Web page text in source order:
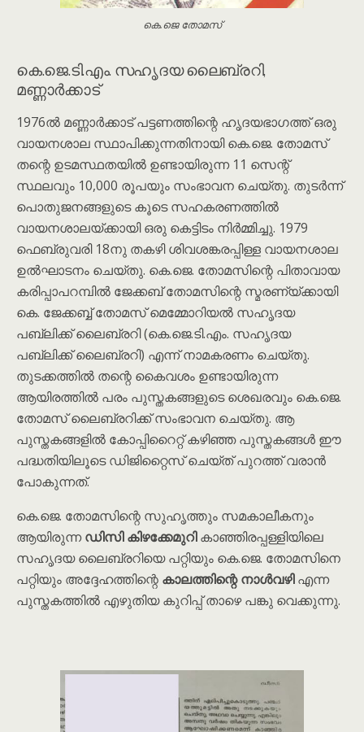
കെ.ജെ തോമസ്
കെ.ജെ.ടി.എം. സഹൃദയ ലൈബ്രറി,
മണ്ണാർക്കാട്
1976ൽ മണ്ണാർക്കാട് പട്ടണത്തിന്റെ ഹൃദയഭാഗത്ത് ഒരു
വായനശാല സ്ഥാപിക്കുന്നതിനായി കെ.ജെ. തോമസ്
തന്റെ ഉടമസ്ഥതയിൽ ഉണ്ടായിരുന്ന 11 സെന്റ്
സ്ഥലവും 10,000 രൂപയും സംഭാവന ചെയ്തു. തുടർന്ന്
പൊതുജനങ്ങളുടെ കൂടെ സഹകരണത്തിൽ
വായനശാലയ്ക്കായി ഒരു കെട്ടിടം നിർമ്മിച്ചു. 1979
ഫെബ്രുവരി 18നു തകഴി ശിവശങ്കരപ്പിള്ള വായനശാല
ഉൽഘാടനം ചെയ്തു. കെ.ജെ. തോമസിന്റെ പിതാവായ
കരിപ്പാപറമ്പിൽ ജേക്കബ് തോമസിന്റെ സ്മരണ്യ്ക്കായി
കെ. ജേക്കബ്ബ് തോമസ് മെമ്മോറിയൽ സഹൃദയ
പബ്ലിക്ക് ലൈബ്രറി (കെ.ജെ.ടി.എം. സഹൃദയ
പബ്ലിക്ക് ലൈബ്രറി) എന്ന് നാമകരണം ചെയ്തു.
തുടക്കത്തിൽ തന്റെ കൈവശം ഉണ്ടായിരുന്ന
ആയിരത്തിൽ പരം പുസ്തകങ്ങളുടെ ശെഖരവും കെ.ജെ.
തോമസ് ലൈബ്രറിക്ക് സംഭാവന ചെയ്തു. ആ
പുസ്തകങ്ങളിൽ കോപ്പിറൈറ്റ് കഴിഞ്ഞ പുസ്തകങ്ങൾ ഈ
പദ്ധതിയിലൂടെ ഡിജിറ്റൈസ് ചെയ്ത് പുറത്ത് വരാൻ
പോകുന്നത്.
കെ.ജെ. തോമസിന്റെ സുഹൃത്തും സമകാലീകനും
ആയിരുന്നഡിസി കിഴക്കേമുറികാഞ്ഞിരപ്പള്ളിയിലെ
സഹൃദയ ലൈബ്രറിയെ പറ്റിയും കെ.ജെ. തോമസിനെ
പറ്റിയും അദ്ദേഹത്തിന്റെ കാലത്തിന്റെ നാൾവഴിഎന്ന
പുസ്തകത്തിൽ എഴുതിയ കുറിപ്പ് താഴെ പങ്കു വെക്കുന്നു.